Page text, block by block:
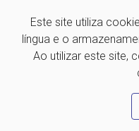
Este site utiliza
língua e o
Ao utilizar este site,